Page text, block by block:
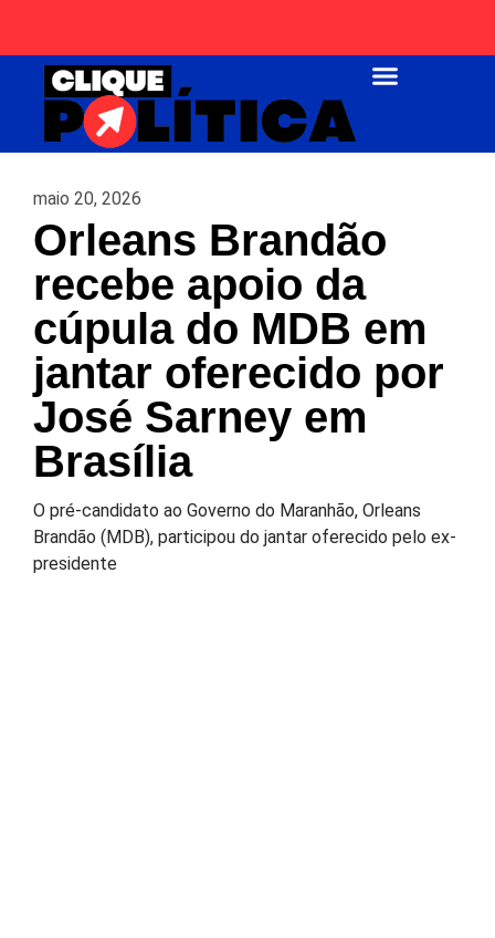
maio 20, 2026
Orleans Brandão
recebe apoio da
cúpula do MDB em
jantar oferecido por
José Sarney em
Brasília
O pré-candidato ao Governo do Maranhão, Orleans
Brandão (MDB), participou do jantar oferecido pelo ex-
presidente